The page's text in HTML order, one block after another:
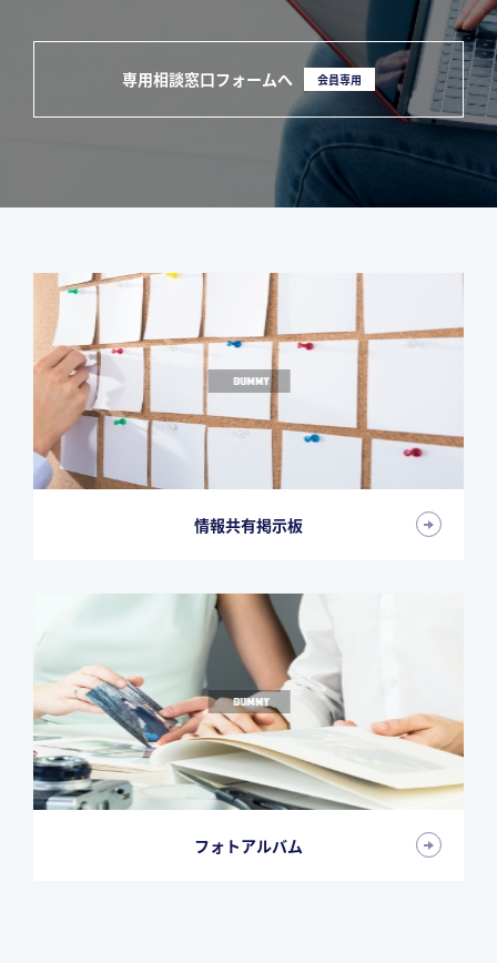
専用相談窓口フォームへ 会員専用
情報共有掲示板
フォトアルバム